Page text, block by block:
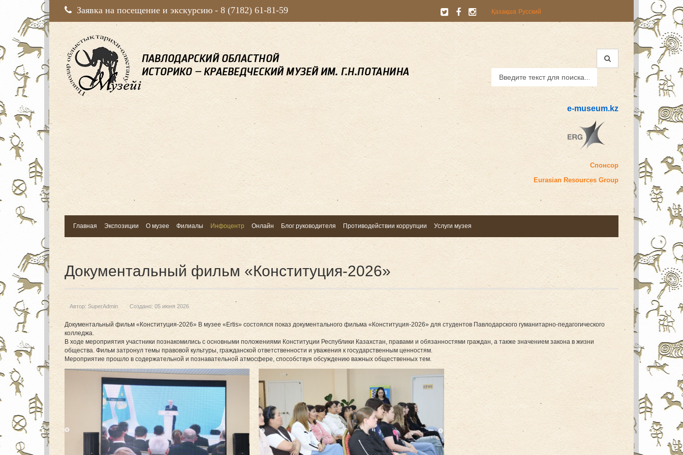
Заявка на посещение и экскурсию - 8 (7182) 61-81-59 Қазақша Русский
e-museum.kz
Спонсор
Eurasian Resources Group
Главная Экспозиции О музее Филиалы Инфоцентр Онлайн Блог руководителя Противодействии коррупции Услуги музея
Документальный фильм «Конституция-2026»
Автор: SuperAdmin Создано: 05 июня 2026
Документальный фильм «Конституция-2026» В музее «Ertis» состоялся показ документального фильма «Конституция-2026» для студентов Павлодарского гуманитарно-педагогического
колледжа.
В ходе мероприятия участники познакомились с основными положениями Конституции Республики Казахстан, правами и обязанностями граждан, а также значением закона в жизни
общества. Фильм затронул темы правовой культуры, гражданской ответственности и уважения к государственным ценностям.
Мероприятие прошло в содержательной и познавательной атмосфере, способствуя обсуждению важных общественных тем.